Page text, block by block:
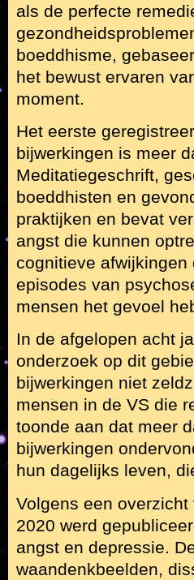
als de perfecte
boeddhisme,
het bewust ervaren
moment.
Het eerste
bijwerkingen is meer
Meditatiegeschrift,
boeddhisten en
praktijken en bevat
angst die kunnen
cognitieve
episodes van
mensen het gevoel
In de afgelopen acht
onderzoek op dit
bijwerkingen niet
mensen in de VS die
toonde aan dat meer
bijwerkingen
hun dagelijks leven,
Volgens een
2020 werd
angst en depressie.
waandenkbeelden,